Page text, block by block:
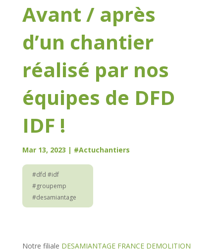
Avant / après
d’un chantier
réalisé par nos
équipes de DFD
IDF !
Mar 13, 2023 | #Actuchantiers
#dfd #idf
#groupemp
#desamiantage
Notre filiale DESAMIANTAGE FRANCE DEMOLITION